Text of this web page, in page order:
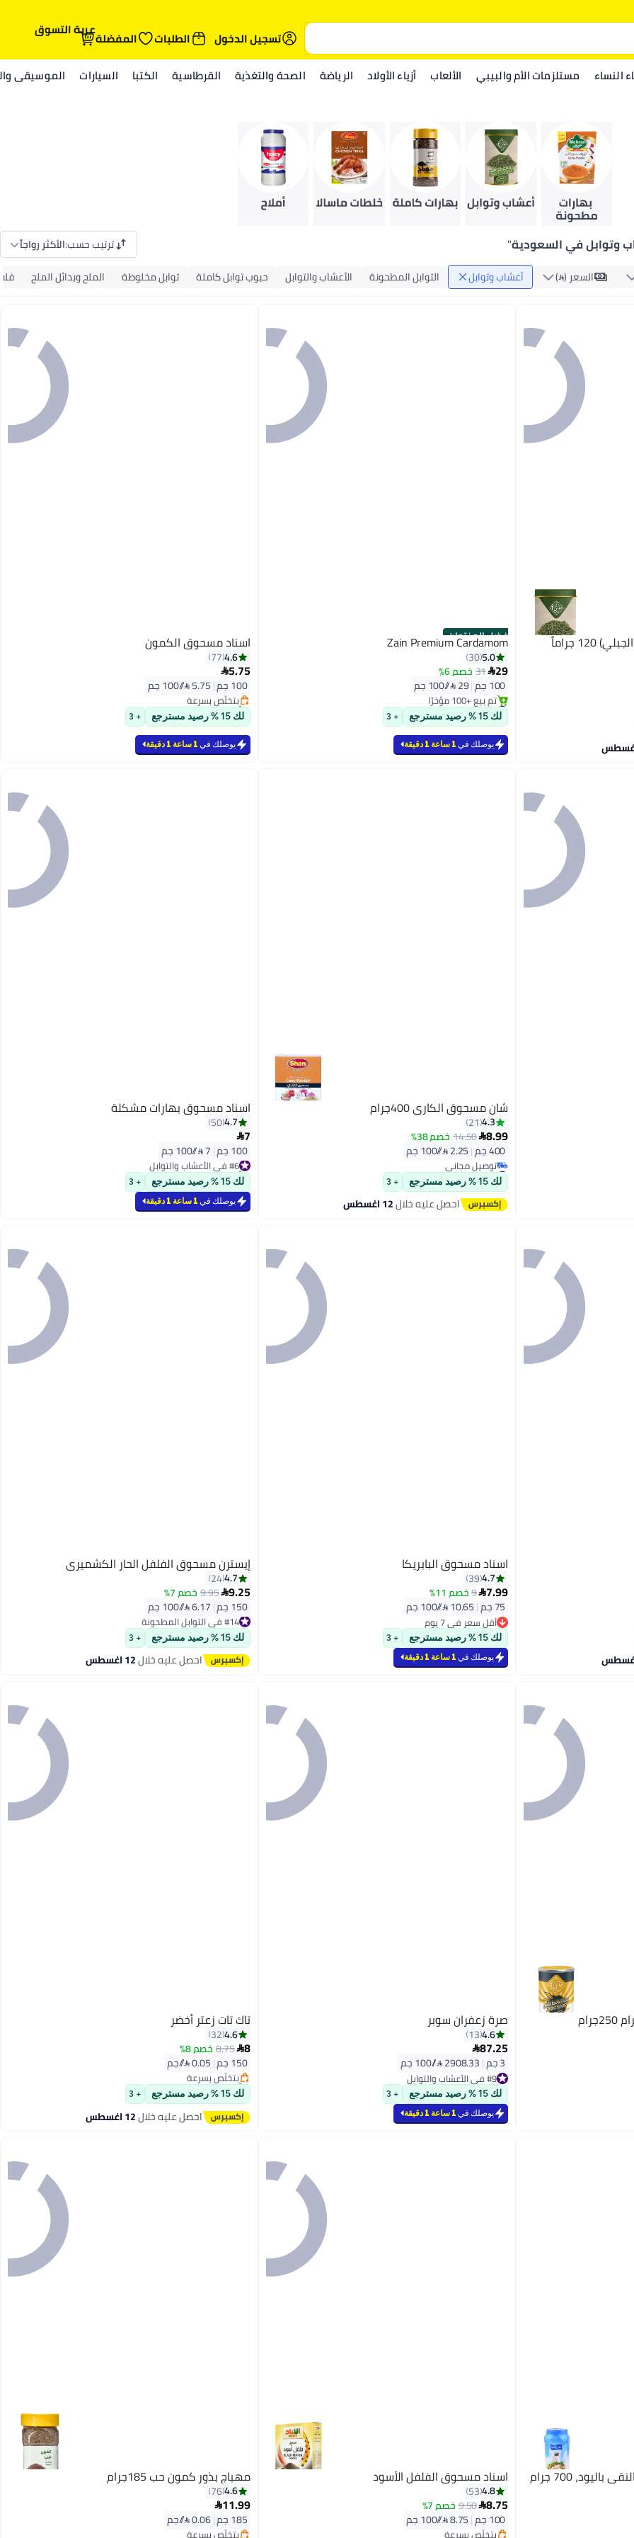
تسجيل الدخول
الطلبات المفضلةعربة التسوق
النساء مستلزمات الأم والبيبي الألعاب أزياء الأولاد الرياضة الصحة والتغذية القرطاسية الكتبا السيارات الموسيقى
وتوابل في السعودية" ترتيب حسب:الأكثر رواجاً
السعر () أعشاب وتوابل التوابل المطحونة الأعشاب والتوابل حبوب توابل كاملة توابل مخلوطة الملح وبدائل الملح
صرة نعناع مجفف (حبق حائل الجبلي) 120 جراماً أفضل المنتجات
Zain Premium Cardamom
5.0
30
29
31خصم 6%
100 جم |
#1 في الأعشاب والتوابل
بتخلّص بسرعة
تم بيع +100 مؤخرًا
#1 في الأعشاب والتوابل
لك 15 % رصيد مسترجع + 3
يوصلك في 1 ساعة 1 دقيقة
اسناد مسحوق الكمون
4.6
77
5.75
100 جم |
#3 في الأعشاب والتوابل
أقل سعر في 7 يوم
بتخلّص بسرعة
تم بيع +140 مؤخرًا
#3 في الأعشاب والتوابل
لك 15 % رصيد مسترجع + 3
يوصلك في 1 ساعة 1 دقيقة
شان مسحوق الكاري 400جرام
4.3
21
8.99
14.50خصم 38%
400 جم |
#33 في التوابل المطحونة
أقل سعر في 7 يوم
توصيل مجاني
#33 في التوابل المطحونة
لك 15 % رصيد مسترجع + 3
احصل عليه خلال12 اغسطس
اسناد مسحوق بهارات مشكلة
4.7
50
7
100 جم | #6 في الأعشاب والتوابل
تم بيع +90 مؤخرًا
#6 في الأعشاب والتوابل
لك 15 % رصيد مسترجع + 3
يوصلك في 1 ساعة 1 دقيقة
اسناد مسحوق البابريكا
4.7
39
7.99
9خصم 11%
75 جم |
أقل سعر في 7 يوم
أقل سعر في 7 يوملك 15 % رصيد مسترجع + 3
يوصلك في 1 ساعة 1 دقيقة
إيسترن مسحوق الفلفل الحار الكشميري
4.7
24
9.25
9.95خصم 7%
150 جم | #14 في التوابل المطحونة
توصيل مجاني
#14 في التوابل المطحونة
لك 15 % رصيد مسترجع + 3
احصل عليه خلال12 اغسطس
صرة زعفران سوبر
4.6
13
87.25
3 جم |
#9 في الأعشاب والتوابل
#9 في الأعشاب والتوابللك 15 % رصيد مسترجع + 3
يوصلك في 1 ساعة 1 دقيقة
تاك تات زعتر أخضر
4.6
32
8
8.75خصم 8%
150 جم |
#3 في حبوب توابل كاملة
توصيل مجاني
بتخلّص بسرعة
تم بيع +90 مؤخرًا
#3 في حبوب توابل كاملة
لك 15 % رصيد مسترجع + 3
احصل عليه خلال12 اغسطس
اسناد مسحوق الفلفل الأسود
4.8
53
8.75
9.50خصم 7%
100 جم |
#5 في الأعشاب والتوابل
أقل سعر في 30 يوم
بتخلّص بسرعة
مهباج بذور كمون حب 185جرام
4.6
76
11.99
185 جم |0.06 /⁨/جم⁩
#4 في حبوب توابل كاملة
توصيل مجاني
بتخلّص بسرعة